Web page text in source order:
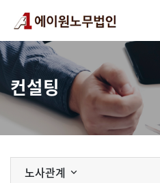
컨설팅
노사관계